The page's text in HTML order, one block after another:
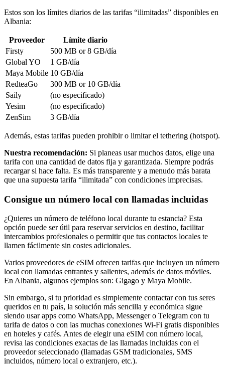
Estos son los límites diarios de las tarifas “ilimitadas” disponibles en
Albania:
Proveedor
Límite diario
Firsty
500 MB or 8 GB/día
Global YO
1 GB/día
Maya Mobile 10 GB/día
RedteaGo
300 MB or 10 GB/día
Saily
(no especificado)
Yesim
(no especificado)
ZenSim
3 GB/día
Además, estas tarifas pueden prohibir o limitar el tethering (hotspot).
Nuestra recomendación: Si planeas usar muchos datos, elige una
tarifa con una cantidad de datos fija y garantizada. Siempre podrás
recargar si hace falta. Es más transparente y a menudo más barata
que una supuesta tarifa “ilimitada” con condiciones imprecisas.
Consigue un número local con llamadas incluidas
¿Quieres un número de teléfono local durante tu estancia? Esta
opción puede ser útil para reservar servicios en destino, facilitar
intercambios profesionales o permitir que tus contactos locales te
llamen fácilmente sin costes adicionales.
Varios proveedores de eSIM ofrecen tarifas que incluyen un número
local con llamadas entrantes y salientes, además de datos móviles.
En Albania, algunos ejemplos son: Gigago y Maya Mobile.
Sin embargo, si tu prioridad es simplemente contactar con tus seres
queridos en tu país, la solución más sencilla y económica sigue
siendo usar apps como WhatsApp, Messenger o Telegram con tu
tarifa de datos o con las muchas conexiones Wi‑Fi gratis disponibles
en hoteles y cafés. Antes de elegir una eSIM con número local,
revisa las condiciones exactas de las llamadas incluidas con el
proveedor seleccionado (llamadas GSM tradicionales, SMS
incluidos, número local o extranjero, etc.).